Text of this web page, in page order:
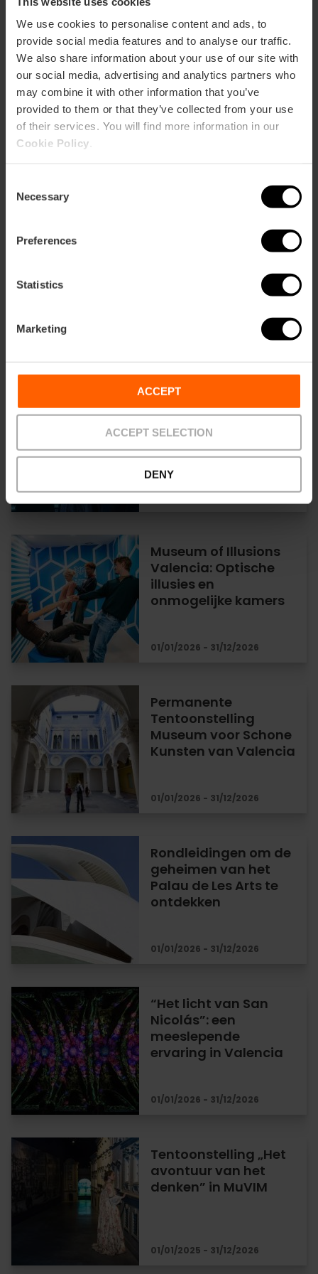
We use cookies to personalise content and ads, to
provide social media features and to analyse our traffic.
We also share information about your use of our site with
our social media, advertising and analytics partners who
may combine it with other information that you’ve
provided to them or that they’ve collected from your use
of their services. You will find more information in our
Cookie Policy
Selection
Necessary
Preferences
Statistics
Marketing
ACCEPT
ACCEPT SELECTION
DENY
30/05/2026 - 01/11/2026
Hortensia Herrero
Kunstcentrum: Een
Parel van
in Valencia
laatste de dagen van
Pompeï” in Valencia
Meeslepende
tentoonstellingen die
je dit voorjaar niet
mag missen in
Valencia
27/02/2026 - 31/12/2026
Museum of Illusions
Valencia: Optische
illusies en
onmogelijke kamers
01/01/2026 - 31/12/2026
Permanente
Tentoonstelling
Museum voor Schone
Kunsten van Valencia
01/01/2026 - 31/12/2026
Rondleidingen om de
geheimen van het
Palau de Les Arts te
ontdekken
01/01/2026 - 31/12/2026
“Het licht van San
Nicolás”: een
meeslepende
ervaring in Valencia
01/01/2026 - 31/12/2026
Tentoonstelling „Het
avontuur van het
denken” in MuVIM
01/01/2025 - 31/12/2026